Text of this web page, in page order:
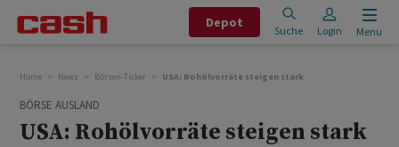
Depot
Suche Login Menu
Home News Börsen-Ticker USA: Rohölvorräte steigen stark
BÖRSE AUSLAND
USA: Rohölvorräte steigen stark